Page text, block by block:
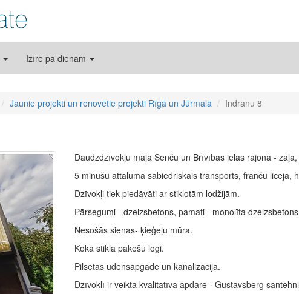
Izīrē pa dienām
Jaunie projekti un renovētie projekti Rīgā un Jūrmalā Indrānu 8
Daudzdzīvokļu māja Senču un Brīvības ielas rajonā -
5 minūšu attālumā sabiedriskais transports, franču liceja,
Dzīvokļi tiek piedāvāti ar stiklotām lodžijām.
Pārsegumi - dzelzsbetons, pamati - monolīta
Nesošās sienas- ķieģeļu mūra.
Koka stikla pakešu logi.
Pilsētas ūdensapgāde un kanalizācija.
Dzīvoklī ir veikta kvalitatīva apdare - Gustavsberg